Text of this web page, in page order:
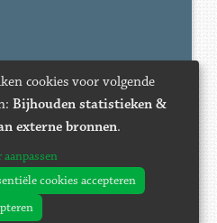
cookies voor volgende
Bijhouden statistieken &
externe bronnen.
cookies accepteren